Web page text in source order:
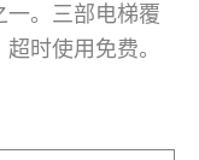
一。三部电梯覆
时使用免费。